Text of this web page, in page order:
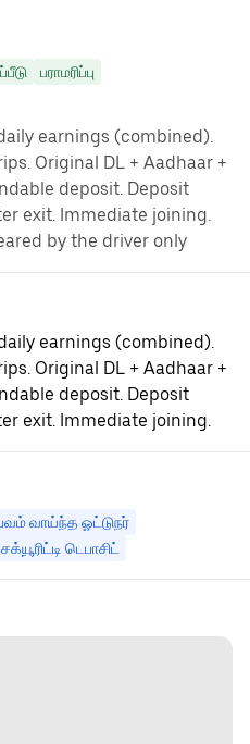
பராமரிப்பு
earnings (combined).
Original DL + Aadhaar +
deposit. Deposit
exit. Immediate joining.
by the driver only
earnings (combined).
Original DL + Aadhaar +
deposit. Deposit
exit. Immediate joining.
வாய்ந்த ஓட்டுநர்
டெபாசிட்